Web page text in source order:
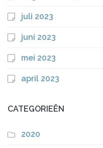
juli 2023
juni 2023
mei 2023
april 2023
CATEGORIEËN
2020